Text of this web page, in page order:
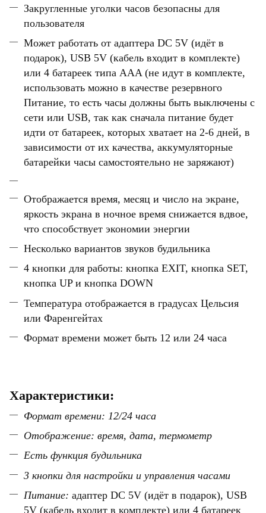
Закругленные уголки часов безопасны для
пользователя
Может работать от адаптера DC 5V (идёт в
подарок), USB 5V (кабель входит в комплекте)
или 4 батареек типа AAA (не идут в комплекте,
использовать можно в качестве резервного
Питание, то есть часы должны быть выключены с
сети или USB, так как сначала питание будет
идти от батареек, которых хватает на 2-6 дней, в
зависимости от их качества, аккумуляторные
батарейки часы самостоятельно не заряжают)
Отображается время, месяц и число на экране,
яркость экрана в ночное время снижается вдвое,
что способствует экономии энергии
Несколько вариантов звуков будильника
4 кнопки для работы: кнопка EXIT, кнопка SET,
кнопка UP и кнопка DOWN
Температура отображается в градусах Цельсия
или Фаренгейтах
Формат времени может быть 12 или 24 часа
Характеристики:
Формат времени: 12/24 часа
Отображение: время, дата, термометр
Есть функция будильника
3 кнопки для настройки и управления часами
Питание: адаптер DC 5V (идёт в подарок), USB
5V (кабель входит в комплекте) или 4 батареек